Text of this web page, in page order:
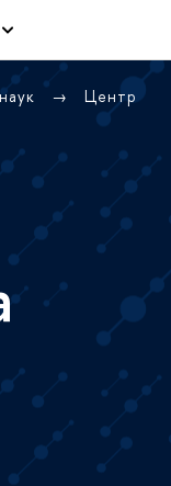
Центр